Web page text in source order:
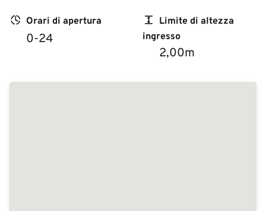
Orari di apertura
0-24
Limite di altezza
ingresso
2,00m